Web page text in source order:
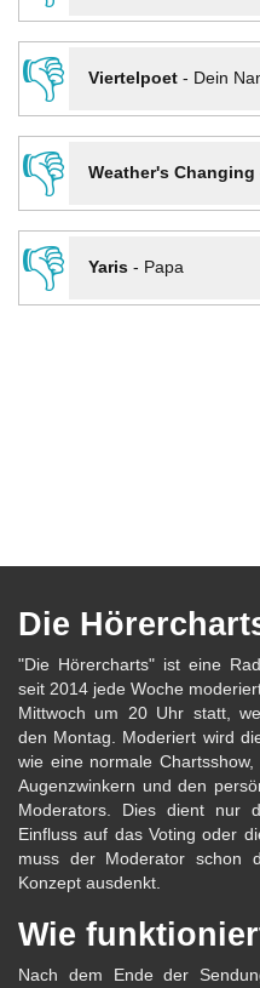
👎
Viertelpoet- Dein
👎
Weather's Changing
👎
Yaris- Papa
Die
"Die Hörercharts" ist eine
seit 2014 jede Woche
Mittwoch um 20 Uhr statt,
den Montag. Moderiert wird
wie eine normale
Augenzwinkern und den
Moderators. Dies dient nur
Einfluss auf das Voting oder
muss der Moderator schon
Konzept ausdenkt.
Wie
Nach dem Ende der